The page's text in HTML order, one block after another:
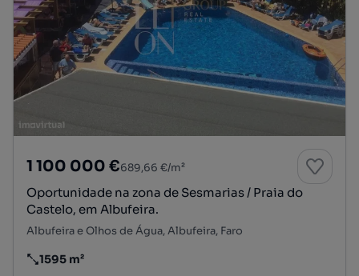
1 100 000 €689,66 €/m²
Oportunidade na zona de Sesmarias / Praia do
Castelo, em Albufeira.
Albufeira e Olhos de Água, Albufeira, Faro
Preço por metro quadrado
1595 m²